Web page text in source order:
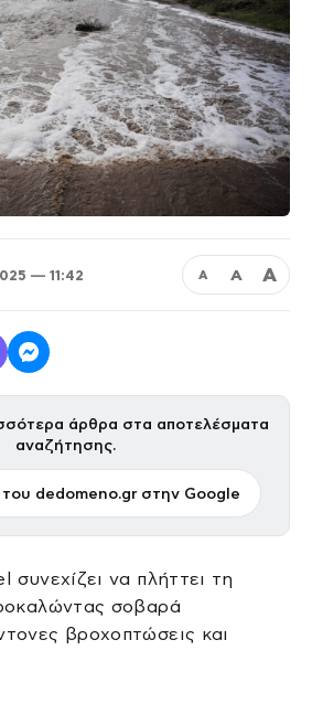
— 11:42 Α Α Α
άρθρα στα αποτελέσματα
αναζήτησης.
dedomeno.gr στην Google
συνεχίζει να πλήττει τη
σοβαρά
βροχοπτώσεις και